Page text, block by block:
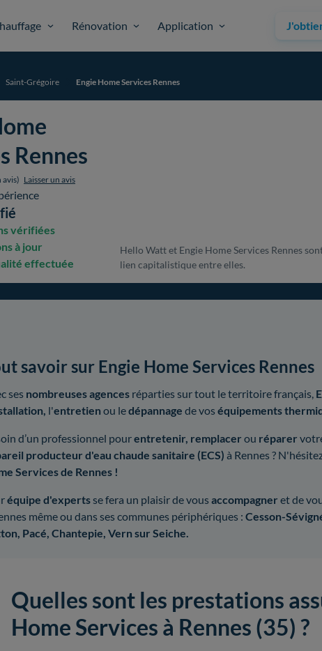
Rénovation Application
Saint-Grégoire Engie Home Services Rennes
Rennes
avis) Laisser un avis
vérifiées
à jour
effectuée
Hello Watt et Engie Home Services Rennes
lien capitalistique entre elles.
savoir sur Engie Home Services Rennes
ses nombreuses agences réparties sur tout le territoire français,
l'entretien ou ledépannage de vos équipements
d’un professionnel pourentretenir, remplacer ou réparer
producteur d'eau chaude sanitaire (ECS) à Rennes ?
Services de Rennes !
équipe d'expertsse fera un plaisir de vous accompagner et de
même ou dans ses communes périphériques : Cesson-
Pacé, Chantepie, Vern sur Seiche.
Quelles sont les prestations
Home Services à Rennes (35) ?